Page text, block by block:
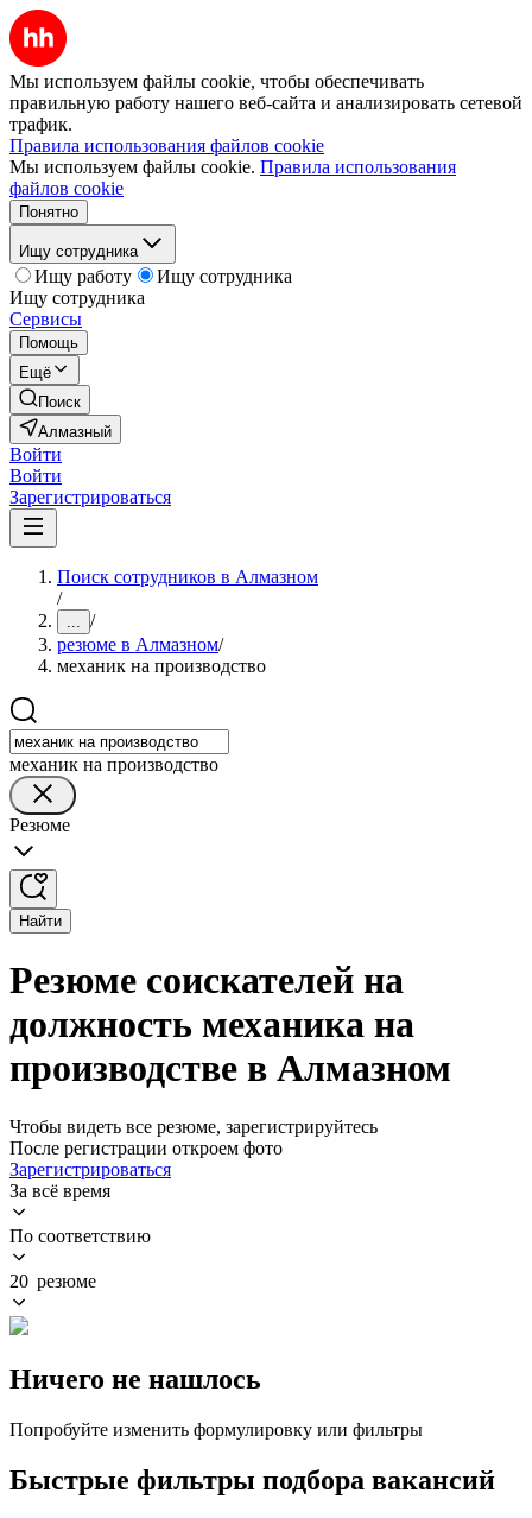
Мы используем файлы cookie, чтобы обеспечивать
правильную работу нашего веб-сайта и анализировать сетевой
трафик.
Правила использования файлов cookie
Мы используем файлы cookie. Правила использования
файлов cookie
Понятно
Ищу сотрудника
Ищу работу
Ищу сотрудника
Ищу сотрудника
Сервисы
Помощь
Ещё
Поиск
Алмазный
Войти
Войти
Зарегистрироваться
Поиск сотрудников в Алмазном
/
... /
резюме в Алмазном/
механик на производство
механик на производство
Резюме
Найти
Резюме соискателей на
должность механика на
производстве в Алмазном
Чтобы видеть все резюме, зарегистрируйтесь
После регистрации откроем фото
Зарегистрироваться
За всё время
По соответствию
20 резюме
Ничего не нашлось
Попробуйте изменить формулировку или фильтры
Быстрые фильтры подбора вакансий